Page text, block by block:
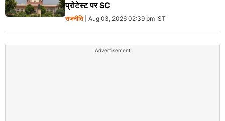
प्रोटेस्ट पर SC
राजनीति| Aug 03, 2026 02:39 pm IST
Advertisement